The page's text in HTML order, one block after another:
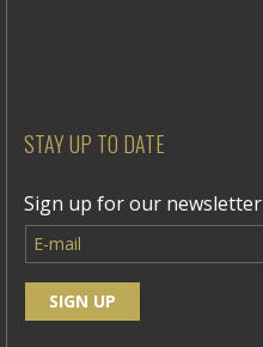
STAY UP TO DATE
Sign up for our newsletter